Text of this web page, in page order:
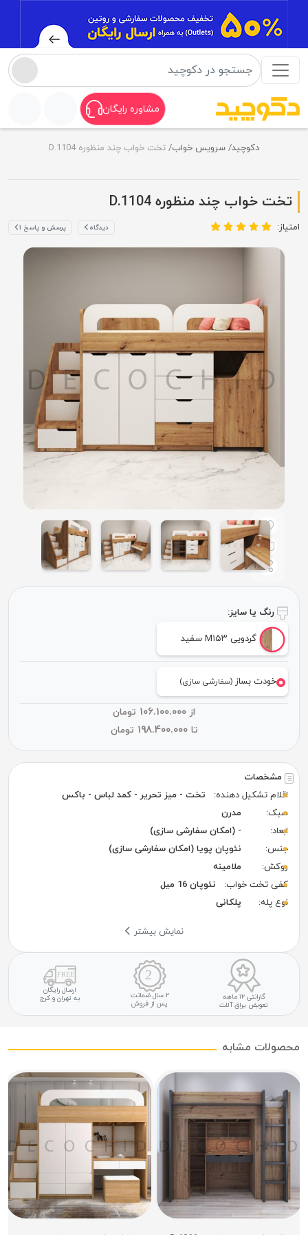
مشاوره رایگان
دکوچید سرویس خواب تخت خواب چند منظوره D.1104
تخت خواب چند منظوره D.1104
امتیاز: دیدگاه پرسش و پاسخ ۱
مشخصات
اقلام تشکیل دهنده:
تخت - میز تحریر - کمد لباس - باکس
سبک:
مدرن
ابعاد:
- (امکان سفارشی سازی)
جنس:
نئوپان پویا (امکان سفارشی سازی)
روکش:
ملامینه
کفی تخت خواب:
نئوپان 16 میل
نوع پله:
پلکانی
نمایش بیشتر
گارانتی ۱۲ ماهه
تعویض یراق آلات
۲ سال ضمانت
پس از فروش
ارسال رایگان
به تهران و کرج
رنگ یا سایز:
گردویی M۱۵۳ سفید
خودت بساز(سفارشی سازی)
از۱۰۶.۱۰۰.۰۰۰
تومان
تا ۱۹۸.۴۰۰.۰۰۰ تومان
محصولات مشابه